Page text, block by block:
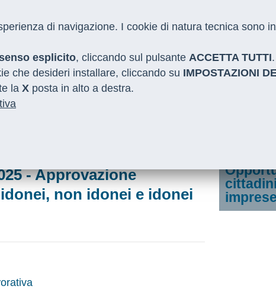
MEDIA CON LE REGIONI
- Approvazione
non idonei e idonei
imprese
di navigazione. I cookie di natura tecnica sono
esplicito, cliccando sul pulsante ACCETTA TUTTI.
che desideri installare, cliccando su IMPOSTAZIONI
la X posta in alto a destra.